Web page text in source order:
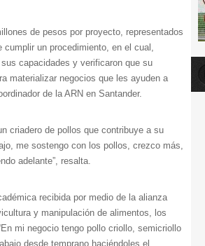
de pesos por proyecto, representados
un procedimiento, en el cual,
capacidades y verificaron que su
materializar negocios que les ayuden a
de la ARN en Santander.
criadero de pollos que contribuye a su
me sostengo con los pollos, crezco más,
adelante”, resalta.
recibida por medio de la alianza
y manipulación de alimentos, los
mi negocio tengo pollo criollo, semicriollo
desde temprano haciéndoles el